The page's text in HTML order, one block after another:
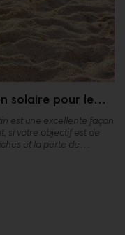
solaire pour le
soleil ?
est une excellente façon
si votre objectif est de
et la perte de